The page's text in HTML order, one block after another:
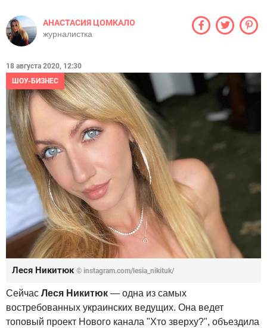
АНАСТАСИЯ ЦОМКАЛО
журналистка
18 августа 2020, 12:30
ШОУ-БИЗНЕС
Леся Никитюк © instagram.com/lesia_nikituk/
Сейчас Леся Никитюк — одна из самых
востребованных украинских ведущих. Она ведет
топовый проект Нового канала "Хто зверху?", объездила